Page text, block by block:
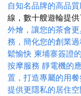
自知名品牌的高品
線，數十艘遊輪提供
外燴，讓您的茶會
務，簡化您的創業過
鬆愉快 柬埔寨簽證
按摩服務 靜電機的
置，打造專屬的用餐
提供更隱私的居住空